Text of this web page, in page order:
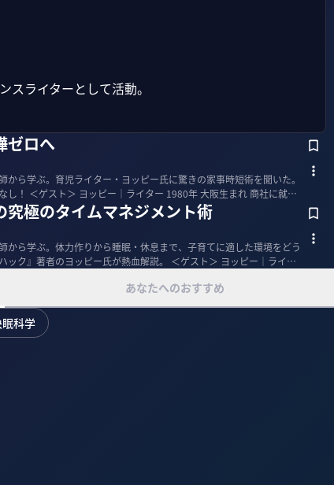
ライターとして活動。
ゼロへ
から学ぶ。育児ライター・ヨッピー氏に驚きの家事時短術を聞いた。
商社に就職
究極のタイムマネジメント術
から学ぶ。体力作りから睡眠・休息まで、子育てに適した環境をどう
ッピー氏が熱血解説。 ＜ゲスト＞ ヨッピー｜ライタ
あなたへのおすすめ
科学